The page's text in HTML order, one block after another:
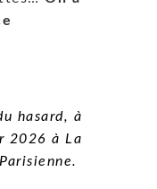
hasard, à
2026 à La